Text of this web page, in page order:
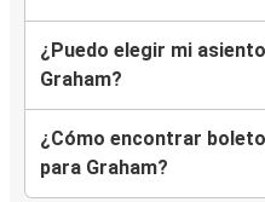
¿Puedo elegir mi
Graham?
¿Cómo encontrar
para Graham?